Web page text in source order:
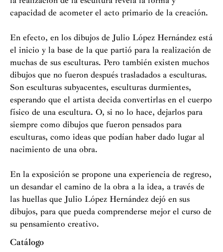
capacidad de acometer el acto primario de la creación.
En efecto, en los dibujos de Julio López Hernández está
el inicio y la base de la que partió para la realización de
muchas de sus esculturas. Pero también existen muchos
dibujos que no fueron después trasladados a esculturas.
Son esculturas subyacentes, esculturas durmientes,
esperando que el artista decida convertirlas en el cuerpo
físico de una escultura. O, si no lo hace, dejarlos para
siempre como dibujos que fueron pensados para
esculturas, como ideas que podían haber dado lugar al
nacimiento de una obra.
En la exposición se propone una experiencia de regreso,
un desandar el camino de la obra a la idea, a través de
las huellas que Julio López Hernández dejó en sus
dibujos, para que pueda comprenderse mejor el curso de
su pensamiento creativo.
Catálogo